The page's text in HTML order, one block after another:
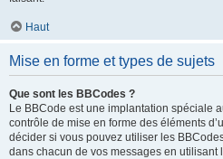
Haut
Mise en forme et types de sujets
Que sont les BBCodes ?
Le BBCode est une implantation spéciale
contrôle de mise en forme des éléments
décider si vous pouvez utiliser les
dans chacun de vos messages en utilisant